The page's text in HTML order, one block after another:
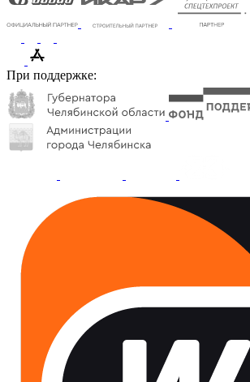
При поддержке: